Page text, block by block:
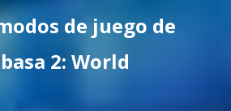
de juego de
2: World